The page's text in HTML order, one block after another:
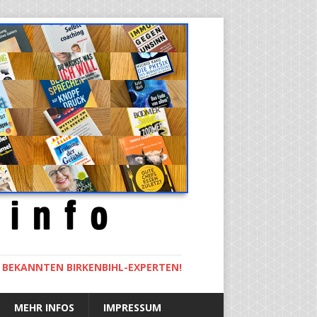
BIRKENBIHL-EXPERTEN!
MEHR INFOS IMPRESSUM